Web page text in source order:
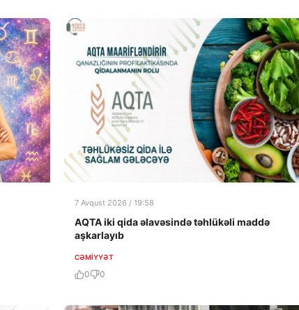
7 Avqust 2026 / 19:58
AQTA iki qida əlavəsində təhlükəli maddə
aşkarlayıb
CƏMIYYƏT
0 0